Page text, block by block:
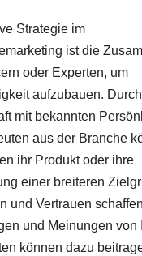
Strategie im
ist die
oder Experten, um
aufzubauen.
mit bekannten
aus der Branche
ihr Produkt oder ihre
einer breiteren
und Vertrauen
und Meinungen von
können dazu